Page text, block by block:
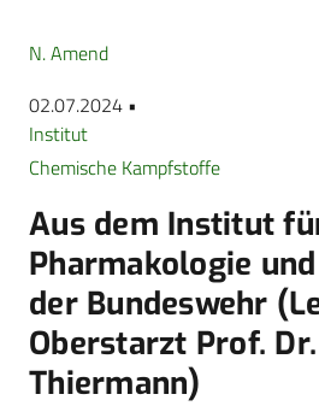
N. Amend
02.07.2024 •
Institut
Chemische Kampfstoffe
Aus dem Institut
Pharmakologie
der Bundeswehr
Oberstarzt Prof.
Thiermann)